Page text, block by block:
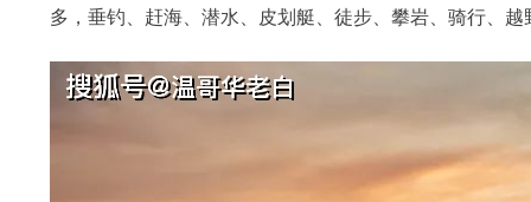
多，垂钓、赶海、潜水、皮划艇、徒步、攀岩、骑行、